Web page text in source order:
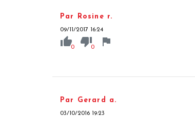
Par Rosine r.
09/11/2017 16:24
thumb_up0 thumb_down0 flag
Par Gerard a.
03/10/2016 19:23